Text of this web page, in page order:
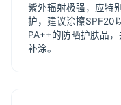
紫外辐射极强，应特
护，建议涂擦SPF20
PA++的防晒护肤品
补涂。